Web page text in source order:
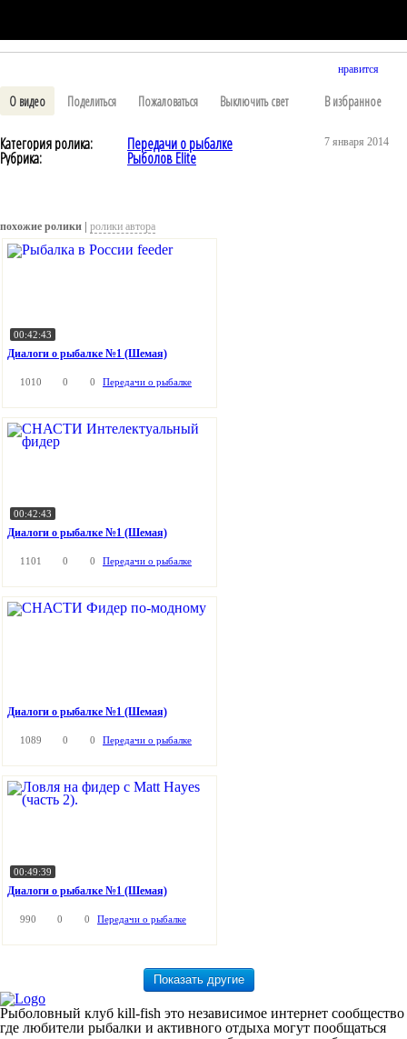
нравится
О видео Поделиться Пожаловаться Выключить свет В избранное
Категория ролика: Передачи о рыбалке
Рубрика: Рыболов Elite
7 января 2014
похожие ролики | ролики автора
00:42:43
Диалоги о рыбалке №1 (Шемая)
1010 0 0 Передачи о рыбалке
00:42:43
Диалоги о рыбалке №1 (Шемая)
1101 0 0 Передачи о рыбалке
Диалоги о рыбалке №1 (Шемая)
1089 0 0 Передачи о рыбалке
00:49:39
Диалоги о рыбалке №1 (Шемая)
990 0 0 Передачи о рыбалке
Рыболовный клуб kill-fish это независимое интернет сообщество
где любители рыбалки и активного отдыха могут пообщаться